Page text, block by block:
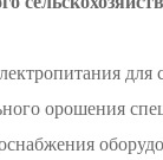
для
орошения